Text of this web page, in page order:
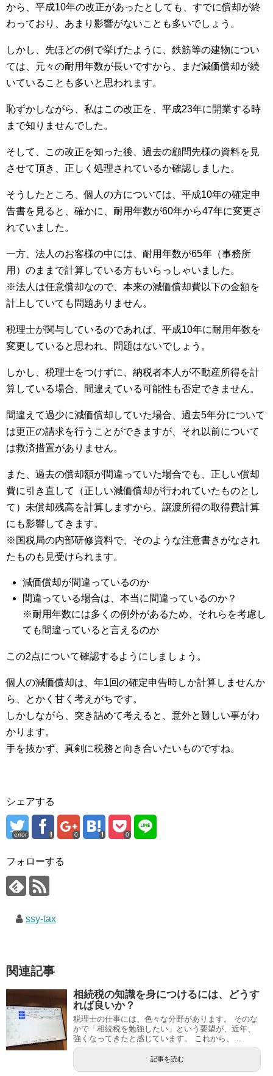
から、平成10年の改正があったとしても、すでに償却が終
わっており、あまり影響がないことも多いでしょう。
しかし、先ほどの例で挙げたように、鉄筋等の建物につい
ては、元々の耐用年数が長いですから、まだ減価償却が続
いていることも多いと思われます。
恥ずかしながら、私はこの改正を、平成23年に開業する時
まで知りませんでした。
そして、この改正を知った後、過去の顧問先様の資料を見
させて頂き、正しく処理されているか確認しました。
そうしたところ、個人の方については、平成10年の確定申
告書を見ると、確かに、耐用年数が60年から47年に変更さ
れていました。
一方、法人のお客様の中には、耐用年数が65年（事務所
用）のままで計算している方もいらっしゃいました。
※法人は任意償却なので、本来の減価償却費以下の金額を
計上していても問題ありません。
税理士が関与しているのであれば、平成10年に耐用年数を
変更していると思われ、問題はないでしょう。
しかし、税理士をつけずに、納税者本人が不動産所得を計
算している場合、間違えている可能性も否定できません。
間違えて過少に減価償却していた場合、過去5年分について
は更正の請求を行うことができますが、それ以前について
は救済措置がありません。
また、過去の償却額が間違っていた場合でも、正しい償却
費に引き直して（正しい減価償却が行われていたものとし
て）未償却残高を計算しますから、譲渡所得の取得費計算
にも影響してきます。
※国税局の内部研修資料で、そのような注意書きがなされ
たものも見受けられます。
減価償却が間違っているのか
間違っている場合は、本当に間違っているのか？
※耐用年数には多くの例外があるため、それらを考慮し
ても間違っていると言えるのか
この2点について確認するようにしましょう。
個人の減価償却は、年1回の確定申告時しか計算しませんか
ら、とかく甘く考えがちです。
しかしながら、突き詰めて考えると、意外と難しい事がわ
かります。
手を抜かず、真剣に税務と向き合いたいものですね。
シェアする
error 0 0
フォローする
ssy-tax
関連記事
相続税の知識を身につけるには、どうす
れば良いか？
税理士の仕事には、色々な分野があります。 そのな
かで「相続税を勉強したい」という要望が、近年、
強くなってきたと感じています。 これから、...
記事を読む